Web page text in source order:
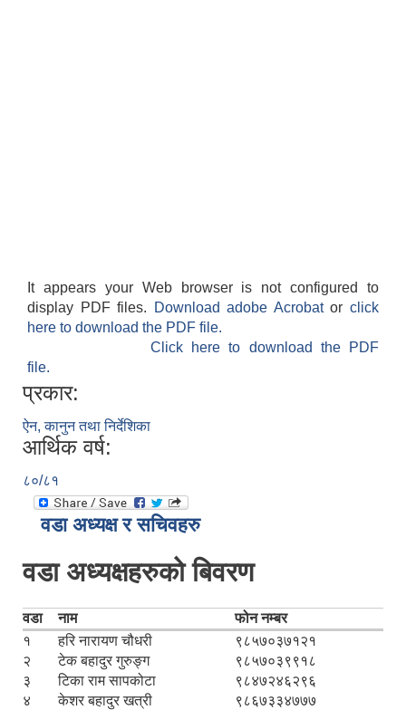
It appears your Web browser is not configured to
display PDF files.
Download adobe Acrobatorclick
here to download the PDF file.
Click here to download the PDF
file.
प्रकार:
ऐन, कानुन तथा निर्देशिका
आर्थिक वर्ष:
८०/८१
वडा अध्यक्ष र सचिवहरु
वडा अध्यक्षहरुको बिवरण
वडा नाम
फोन नम्बर
१
हरि नारायण चौधरी
९८५७०३७१२१
२
टेक बहादुर गुरुङ्ग
९८५७०३९९१८
३
टिका राम सापकोटा
९८४७२४६२९६
४
केशर बहादुर खत्री
९८६७३३४७७७